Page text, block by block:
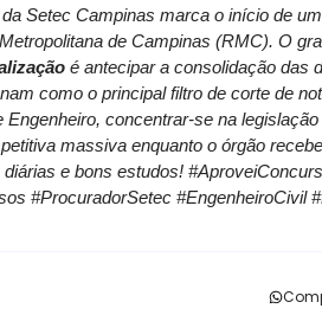
Setec Campinas marca o início de
de Campinas (RMC). O
é antecipar a consolidação das
como o principal filtro de corte de
concentrar-se na
massiva enquanto o órgão
e bons estudos!
#ProcuradorSetec #EngenheiroCivil